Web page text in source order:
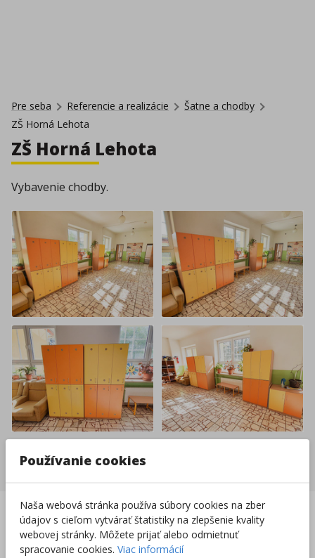
Pre seba Referencie a realizácie
Šatne a chodby
ZŠ Horná Lehota
ZŠ Horná Lehota
Vybavenie chodby.
Nakupovať nábytok a vybavenie
Slovenská firma na
trhu od 1996
Doprava zadarmo už
od 49 €
Vrátenie tovaru do
8000+ produktov na
Používanie cookies
Naša webová stránka používa súbory cookies na zber
údajov s cieľom vytvárať štatistiky na zlepšenie kvality
webovej stránky. Môžete prijať alebo odmietnuť
spracovanie cookies. Viac informácií